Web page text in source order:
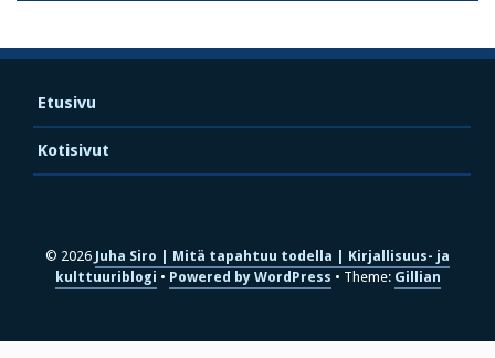
Etusivu
Kotisivut
© 2026 Juha Siro | Mitä tapahtuu todella | Kirjallisuus- ja
kulttuuriblogi
Powered by WordPress Theme: Gillian